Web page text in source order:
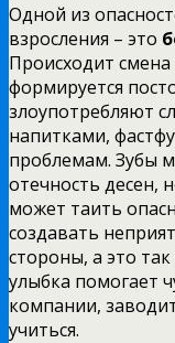
Одной из
взросления – это
Происходит
формируется
злоупотребляют
напитками,
проблемам. Зубы
отечность десен,
может таить
создавать
стороны, а это
улыбка помогает
компании,
учиться.